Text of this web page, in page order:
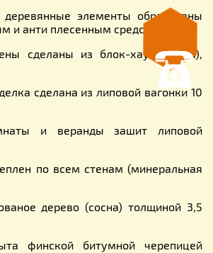
элементы обработаны
и анти плесенным средством;
сделаны из блок-хаус (сосна),
сделана из липовой вагонки 10
и веранды зашит липовой
по всем стенам (минеральная
дерево (сосна) толщиной 3,5
финской битумной черепицей